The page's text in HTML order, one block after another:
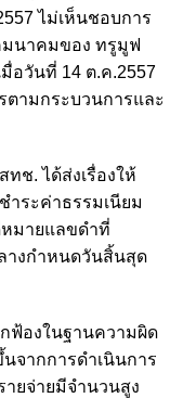
ไม่เห็นชอบการ
มนาคมของ ทรูมูฟ
อวันที่ 14 ต.ค.2557
ตามกระบวนการและ
ช. ได้ส่งเรื่องให้
ระค่าธรรมเนียม
มายแลขดำที่
างกำหนดวันสิ้นสุด
ฟ้องในฐานความผิด
จากการดำเนินการ
ยจ่ายมีจำนวนสูง